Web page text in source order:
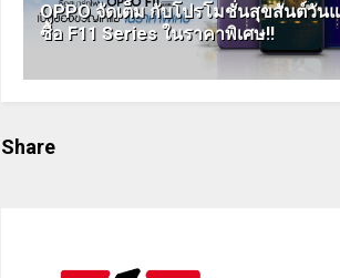
OPPO จัดเต็ม กับโปรโมชั่นสุขสันต์วัน
ซื้อ F11 Series ในราคาพิเศษ!!
Share